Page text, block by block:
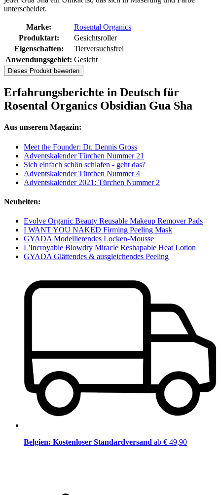
unterscheidet.
Marke:
Rosental Organics
Produktart:
Gesichtsroller
Eigenschaften:
Tierversuchsfrei
Anwendungsgebiet: Gesicht
Dieses Produkt bewerten
Erfahrungsberichte in Deutsch für
Rosental Organics Obsidian Gua Sha
Aus unserem Magazin:
Meet the Founder: Dr. Dennis Gross
Adventskalender Türchen Nummer 21
Sich einfach schön schlafen - geht das?
Adventskalender Türchen Nummer 4
Adventskalender 2021: Türchen Nummer 2
Neuheiten:
Evolve Organic Beauty Reusable Makeup Remover Pads
I WANT YOU NAKED Firming Peeling Mask
GYADA Modellierendes Locken-Mousse
L'Incroyable Blowdry Miracle Reshapable Heat Lotion
GYADA Glättendes & ausgleichendes Peeling
Belgien: Kostenloser Standardversand ab € 49,90